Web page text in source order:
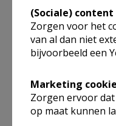
(Sociale)
Zorgen voor het
van al dan niet
bijvoorbeeld een
Marketing
Zorgen ervoor
op maat kunnen